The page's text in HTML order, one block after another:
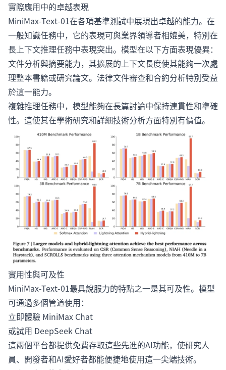
實際應用中的卓越表現
MiniMax-Text-01在各項基準測試中展現出卓越的能力。在
一般知識任務中，它的表現可與業界領導者相媲美，特別在
長上下文推理任務中表現突出。模型在以下方面表現優異：
文件分析與摘要能力，其擴展的上下文長度使其能夠一次處
理整本書籍或研究論文。法律文件審查和合約分析特別受益
於這一能力。
複雜推理任務中，模型能夠在長篇討論中保持連貫性和準確
性。這使其在學術研究和詳細技術分析方面特別有價值。
實用性與可及性
MiniMax-Text-01最具說服力的特點之一是其可及性。模型
可通過多個管道使用：
立即體驗 MiniMax Chat
或試用 DeepSeek Chat
這兩個平台都提供免費存取這些先進的AI功能，使研究人
員、開發者和AI愛好者都能便捷地使用這一尖端技術。